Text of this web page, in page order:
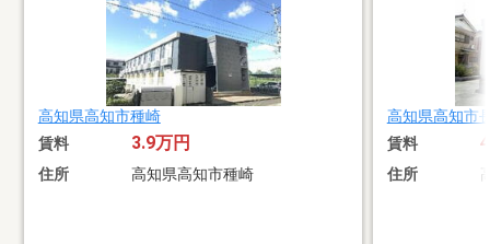
高知県高知市種崎
賃料 3.9万円
住所 高知県高知市種崎
高知県高知市
賃料
住所